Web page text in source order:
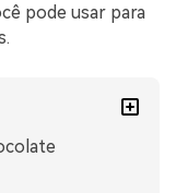
pode usar para